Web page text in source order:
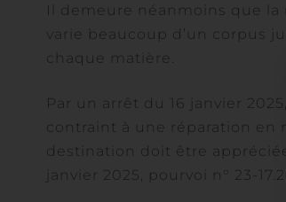
Il demeure néanmoins que la
varie beaucoup d’un corpus
chaque matière.
Par un arrêt du 16 janvier
contraint à une réparation en
destination doit être
janvier 2025, pourvoi n° 23-